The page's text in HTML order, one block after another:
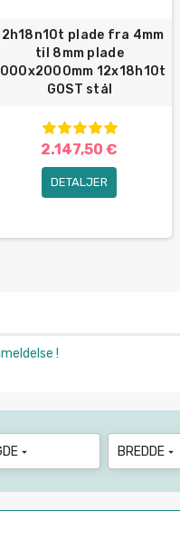
plade fra 4mm
til 8mm plade
12x18h10t
GOST stål
2.147,50 €
DETALJER
!
 BREDDE 